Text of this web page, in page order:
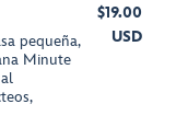
pequeña,
Minute
$19.00
USD